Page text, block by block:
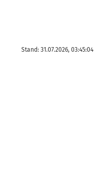
Stand: 31.07.2026, 03:45:04